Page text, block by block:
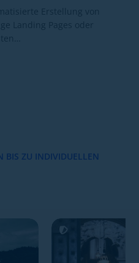
Erstellung von
Landing Pages oder
BIS ZU INDIVIDUELLEN